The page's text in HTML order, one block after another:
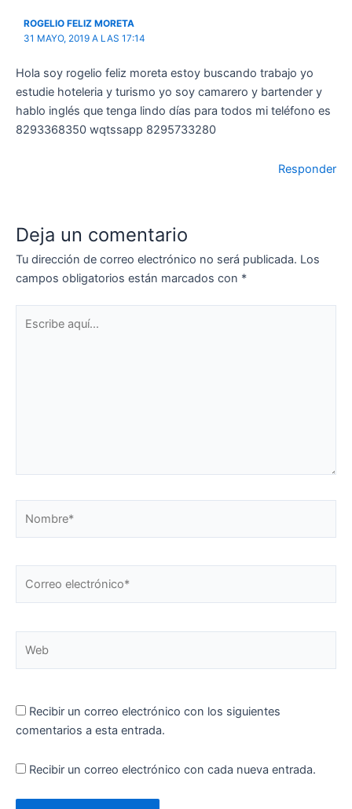
ROGELIO FELIZ MORETA
31 MAYO, 2019 A LAS 17:14
Hola soy rogelio feliz moreta estoy buscando trabajo yo
estudie hoteleria y turismo yo soy camarero y bartender y
hablo inglés que tenga lindo días para todos mi teléfono es
8293368350 wqtssapp 8295733280
Responder
Deja un comentario
Tu dirección de correo electrónico no será publicada. Los
campos obligatorios están marcados con *
Recibir un correo electrónico con los siguientes
comentarios a esta entrada.
Recibir un correo electrónico con cada nueva entrada.